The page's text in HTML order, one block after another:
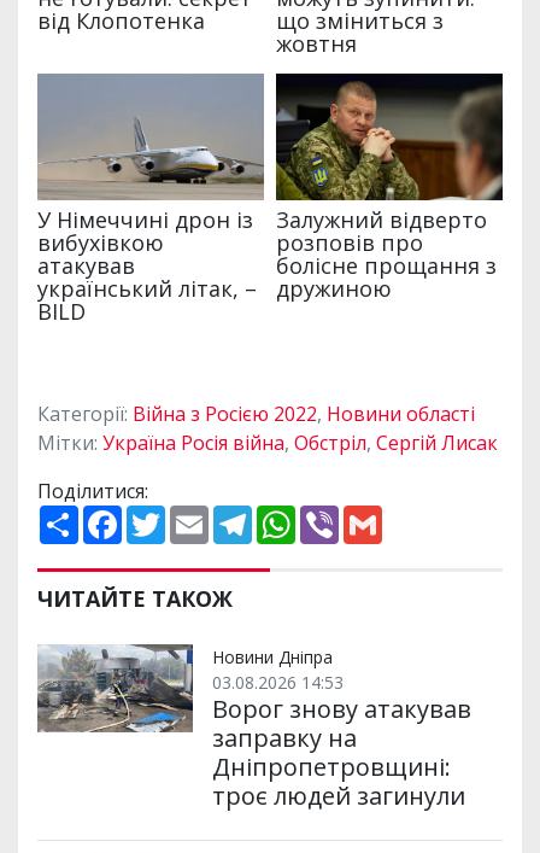
Категорії: Війна з Росією 2022, Новини області
Мітки: Україна Росія війна, Обстріл, Сергій Лисак
Поділитися:
П
о
и
р
и
и
F
a
e
b
o
k
T
w
t
t
e
E
m
i
l
T
e
e
m
W
h
p
V
ЧИТАЙТЕ ТАКОЖ
Новини Дніпра
03.08.2026 14:53
Ворог знову атакував
заправку на
Дніпропетровщині:
троє людей загинули